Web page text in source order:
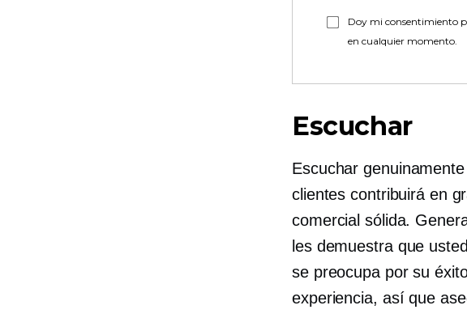
Doy mi consentimiento
en cualquier momento.
Escuchar
Escuchar
clientes contribuirá en
comercial sólida.
les demuestra que
se preocupa por su
experiencia, así que